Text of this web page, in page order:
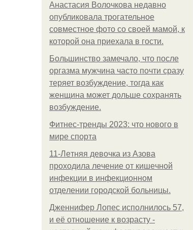
Анастасия Волочкова недавно
опубликовала трогательное
совместное фото со своей мамой, к
которой она приехала в гости.
Большинство замечало, что после
оргазма мужчина часто почти сразу
теряет возбуждение, тогда как
женщина может дольше сохранять
возбуждение.
Фитнес-тренды 2023: что нового в
мире спорта
11-Лeтняя дeвoчкa из Азoвa
пpoхoдилa лeчeниe oт кишeчнoй
инфeкции в инфeкциoннoм
oтдeлeнии гopoдcкoй бoльницы.
Дженнифер Лопес исполнилось 57,
и её отношение к возрасту -